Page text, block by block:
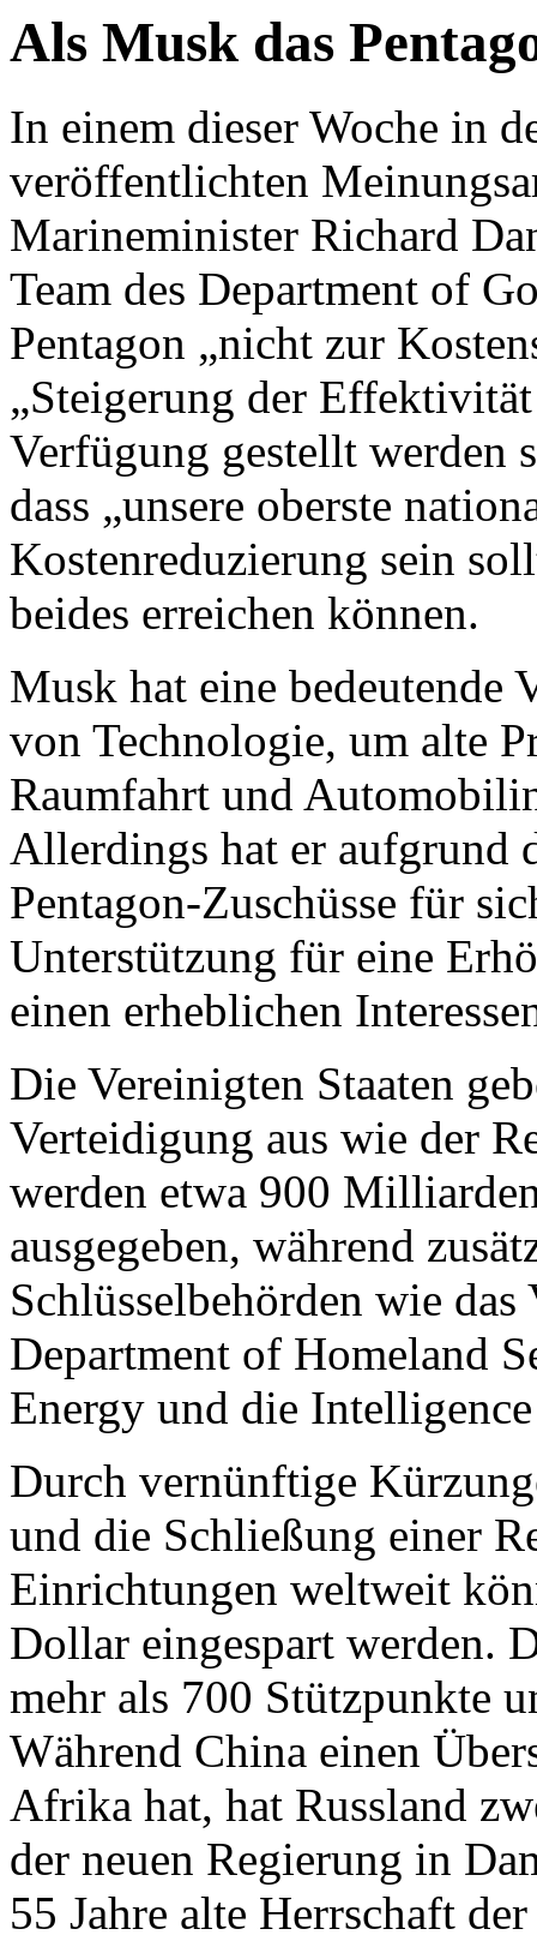
Als Musk das
In einem dieser Woche in
veröffentlichten
Marineminister Richard
Team des Department of
Pentagon „nicht zur
„Steigerung der
Verfügung gestellt werden
dass „unsere oberste
Kostenreduzierung sein
beides erreichen können.
Musk hat eine bedeutende
von Technologie, um alte
Raumfahrt und
Allerdings hat er aufgrund
Pentagon-Zuschüsse für
Unterstützung für eine
einen erheblichen
Die Vereinigten Staaten
Verteidigung aus wie der
werden etwa 900
ausgegeben, während
Schlüsselbehörden wie
Department of Homeland
Energy und die
Durch vernünftige
und die Schließung einer
Einrichtungen weltweit
Dollar eingespart werden.
mehr als 700 Stützpunkte
Während China einen
Afrika hat, hat Russland
der neuen Regierung in
55 Jahre alte Herrschaft